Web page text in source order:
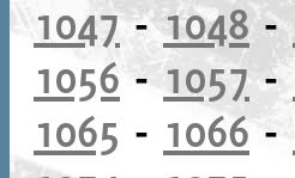
1047-1048-
1056-1057-
1065 - 1066-